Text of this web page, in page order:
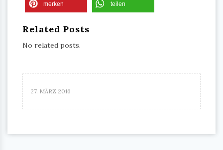
merken teilen
Related Posts
No related posts.
27. MÄRZ 2016